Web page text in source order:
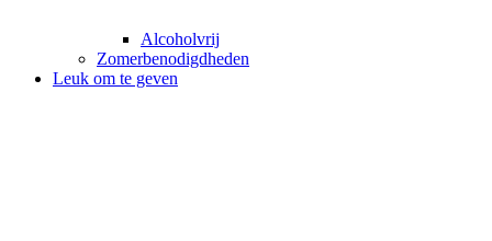
Alcoholvrij
Zomerbenodigdheden
Leuk om te geven